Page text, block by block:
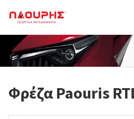
Φρέζα Paouris